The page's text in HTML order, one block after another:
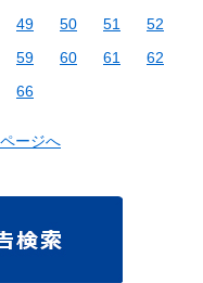
49 50 51
52
59 60 61
62
66
ージへ